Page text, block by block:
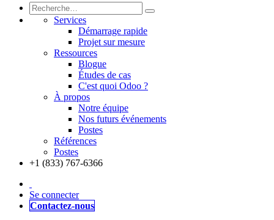
Services
Démarrage rapide
Projet sur mesure
Ressources
Blogue
Études de cas
C'est quoi Odoo ?
À propos
Notre équipe
Nos futurs événements
Postes
Références
Postes
+1 (833) 767-6366
Se connecter
Contactez-nous